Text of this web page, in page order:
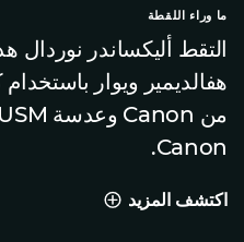
ما وراء اللقطة
التقط أليكساندر نوردال
Canon.
ما وراء اللقطة
اكتشف المزيد